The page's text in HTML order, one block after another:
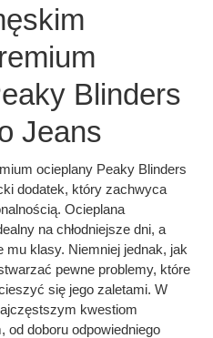
Blinders
Jeans
ocieplany Peaky Blinders
dodatek, który zachwyca
Ocieplana
na chłodniejsze dni, a
mu klasy. Niemniej jednak, jak
pewne problemy, które
się jego zaletami. W
kwestiom
doboru odpowiedniego